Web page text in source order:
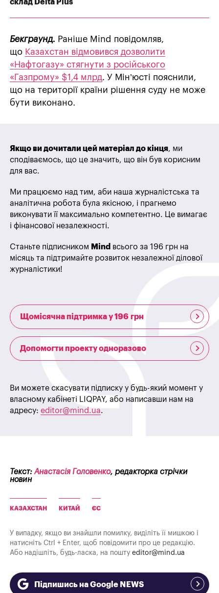
склад Delta Plus
Бекграунд. Раніше Mind повідомляв,
що Казахстан відмовився дозволити
«Нафтогазу» стягнути з російського
«Газпрому» $1,4 млрд. У Мін’юсті пояснили,
що на території країни рішення суду не може
бути виконано.
Якщо ви дочитали цей матеріал до кінця, ми
сподіваємось, що це значить, що він був корисним
для вас.
Ми працюємо над тим, аби наша журналістська та
аналітична робота була якісною, і прагнемо
виконувати її максимально компетентно. Це вимагає
і фінансової незалежності.
Станьте підписником Mind всього за 196 грн на
місяць та підтримайте розвиток незалежної ділової
журналістики!
Щомісячна підтримка у 196 грн
Допомогти проекту одноразово
Ви можете скасувати підписку у будь-який момент у
власному кабінеті LIQPAY, або написавши нам на
адресу: editor@mind.ua.
Текст: Анастасія Головенко, редакторка стрічки
новин
КАЗАХСТАН КИТАЙ ЄС
У випадку, якщо ви знайшли помилку, виділіть її мишкою і
натисніть Ctrl + Enter, щоб повідомити про це редакцію.
Або надішліть, будь-ласка, на пошту editor@mind.ua
Підпишись на Google NEWS